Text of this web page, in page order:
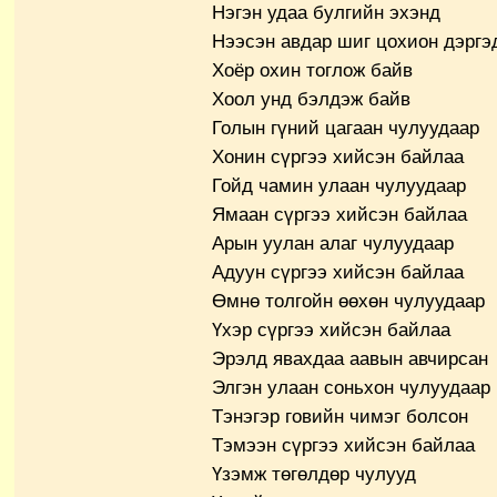
Нэгэн удаа булгийн эхэнд
Нээсэн авдар шиг цохион
Хоёр охин тоглож байв
Хоол унд бэлдэж байв
Голын гүний цагаан чулуудаар
Хонин сүргээ хийсэн байлаа
Гойд чамин улаан чулуудаар
Ямаан сүргээ хийсэн байлаа
Арын уулан алаг чулуудаар
Адуун сүргээ хийсэн байлаа
Өмнө толгойн өөхөн чулуудаар
Үхэр сүргээ хийсэн байлаа
Эрэлд явахдаа аавын авчирсан
Элгэн улаан соньхон чулуудаар
Тэнэгэр говийн чимэг болсон
Тэмээн сүргээ хийсэн байлаа
Үзэмж төгөлдөр чулууд